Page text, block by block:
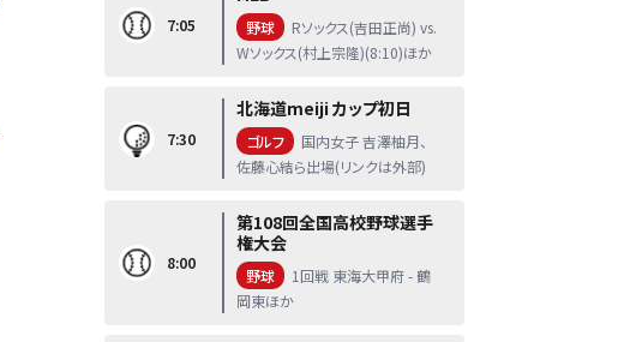
7:05 野球
Rソックス(吉田正尚) vs.
Wソックス(村上宗隆)(8:10)ほか
7:30
北海道meiji カップ初日
ゴルフ
国内女子 吉澤柚月、
佐藤心結ら出場(リンクは外部)
8:00
第108回全国高校野球選手
権大会
野球
1回戦 東海大甲府 - 鶴
岡東ほか